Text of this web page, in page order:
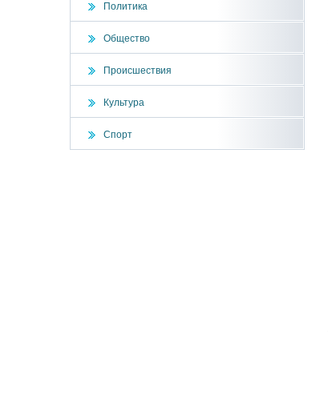
Политика
Общество
Происшествия
Культура
Спорт